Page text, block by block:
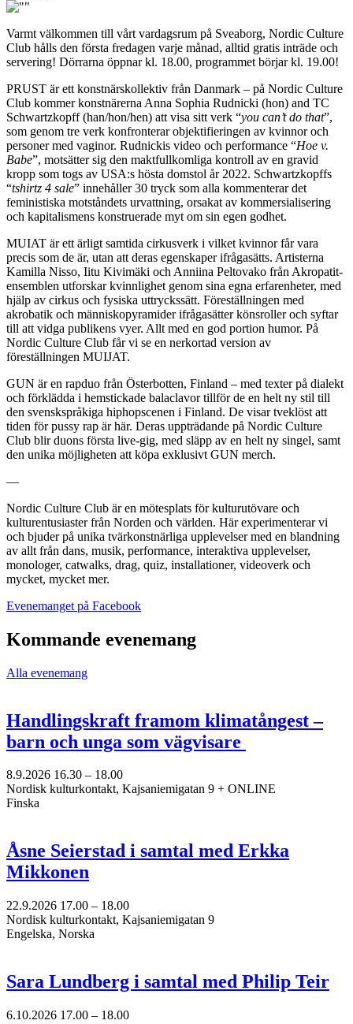
Varmt välkommen till vårt vardagsrum på Sveaborg, Nordic Culture
Club hålls den första fredagen varje månad, alltid gratis inträde och
servering! Dörrarna öppnar kl. 18.00, programmet börjar kl. 19.00!
PRUST är ett konstnärskollektiv från Danmark – på Nordic Culture
Club kommer konstnärerna Anna Sophia Rudnicki (hon) and TC
Schwartzkopff (han/hon/hen) att visa sitt verk “you can’t do that”,
som genom tre verk konfronterar objektifieringen av kvinnor och
personer med vaginor. Rudnickis video och performance “Hoe v.
Babe”, motsätter sig den maktfullkomliga kontroll av en gravid
kropp som togs av USA:s hösta domstol år 2022. Schwartzkopffs
“tshirtz 4 sale” innehåller 30 tryck som alla kommenterar det
feministiska motståndets urvattning, orsakat av kommersialisering
och kapitalismens konstruerade myt om sin egen godhet.
MUIAT är ett ärligt samtida cirkusverk i vilket kvinnor får vara
precis som de är, utan att deras egenskaper ifrågasätts. Artisterna
Kamilla Nisso, Iitu Kivimäki och Anniina Peltovako från Akropatit-
ensemblen utforskar kvinnlighet genom sina egna erfarenheter, med
hjälp av cirkus och fysiska uttryckssätt. Föreställningen med
akrobatik och människopyramider ifrågasätter könsroller och syftar
till att vidga publikens vyer. Allt med en god portion humor. På
Nordic Culture Club får vi se en nerkortad version av
föreställningen MUIJAT.
GUN är en rapduo från Österbotten, Finland – med texter på dialekt
och förklädda i hemstickade balaclavor tillför de en helt ny stil till
den svenskspråkiga hiphopscenen i Finland. De visar tveklöst att
tiden för pussy rap är här. Deras uppträdande på Nordic Culture
Club blir duons första live-gig, med släpp av en helt ny singel, samt
den unika möjligheten att köpa exklusivt GUN merch.
—
Nordic Culture Club är en mötesplats för kulturutövare och
kulturentusiaster från Norden och världen. Här experimenterar vi
och bjuder på unika tvärkonstnärliga upplevelser med en blandning
av allt från dans, musik, performance, interaktiva upplevelser,
monologer, catwalks, drag, quiz, installationer, videoverk och
mycket, mycket mer.
Evenemanget på FacebookÖppnas
ny
Kommande evenemang
Alla evenemang
Handlingskraft framom klimatångest –
barn och unga som vägvisare
8.9.2026 16.30 – 18.00
Nordisk kulturkontakt, Kajsaniemigatan 9 + ONLINE
Finska
Åsne Seierstad i samtal med Erkka
Mikkonen
22.9.2026 17.00 – 18.00
Nordisk kulturkontakt, Kajsaniemigatan 9
Engelska, Norska
Sara Lundberg i samtal med Philip Teir
6.10.2026 17.00 – 18.00